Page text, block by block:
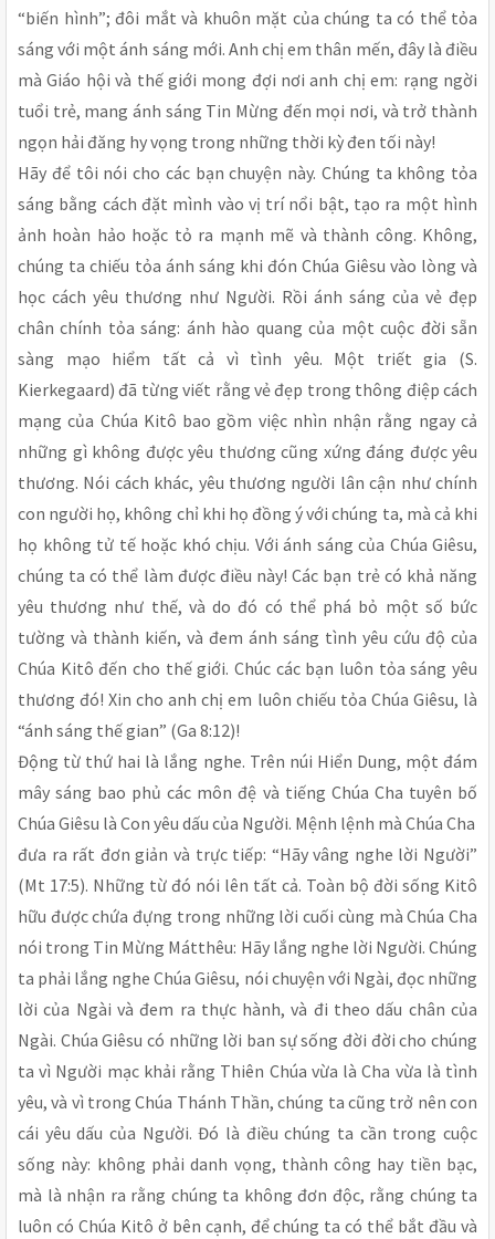
“biến hình”; đôi mắt và khuôn mặt của chúng ta có thể tỏa
sáng với một ánh sáng mới. Anh chị em thân mến, đây là điều
mà Giáo hội và thế giới mong đợi nơi anh chị em: rạng ngời
tuổi trẻ, mang ánh sáng Tin Mừng đến mọi nơi, và trở thành
ngọn hải đăng hy vọng trong những thời kỳ đen tối này!
Hãy để tôi nói cho các bạn chuyện này. Chúng ta không tỏa
sáng bằng cách đặt mình vào vị trí nổi bật, tạo ra một hình
ảnh hoàn hảo hoặc tỏ ra mạnh mẽ và thành công. Không,
chúng ta chiếu tỏa ánh sáng khi đón Chúa Giêsu vào lòng và
học cách yêu thương như Người. Rồi ánh sáng của vẻ đẹp
chân chính tỏa sáng: ánh hào quang của một cuộc đời sẵn
sàng mạo hiểm tất cả vì tình yêu. Một triết gia (S.
Kierkegaard) đã từng viết rằng vẻ đẹp trong thông điệp cách
mạng của Chúa Kitô bao gồm việc nhìn nhận rằng ngay cả
những gì không được yêu thương cũng xứng đáng được yêu
thương. Nói cách khác, yêu thương người lân cận như chính
con người họ, không chỉ khi họ đồng ý với chúng ta, mà cả khi
họ không tử tế hoặc khó chịu. Với ánh sáng của Chúa Giêsu,
chúng ta có thể làm được điều này! Các bạn trẻ có khả năng
yêu thương như thế, và do đó có thể phá bỏ một số bức
tường và thành kiến, và đem ánh sáng tình yêu cứu độ của
Chúa Kitô đến cho thế giới. Chúc các bạn luôn tỏa sáng yêu
thương đó! Xin cho anh chị em luôn chiếu tỏa Chúa Giêsu, là
“ánh sáng thế gian” (Ga 8:12)!
Động từ thứ hai là lắng nghe. Trên núi Hiển Dung, một đám
mây sáng bao phủ các môn đệ và tiếng Chúa Cha tuyên bố
Chúa Giêsu là Con yêu dấu của Người. Mệnh lệnh mà Chúa Cha
đưa ra rất đơn giản và trực tiếp: “Hãy vâng nghe lời Người”
(Mt 17:5). Những từ đó nói lên tất cả. Toàn bộ đời sống Kitô
hữu được chứa đựng trong những lời cuối cùng mà Chúa Cha
nói trong Tin Mừng Mátthêu: Hãy lắng nghe lời Người. Chúng
ta phải lắng nghe Chúa Giêsu, nói chuyện với Ngài, đọc những
lời của Ngài và đem ra thực hành, và đi theo dấu chân của
Ngài. Chúa Giêsu có những lời ban sự sống đời đời cho chúng
ta vì Người mạc khải rằng Thiên Chúa vừa là Cha vừa là tình
yêu, và vì trong Chúa Thánh Thần, chúng ta cũng trở nên con
cái yêu dấu của Người. Đó là điều chúng ta cần trong cuộc
sống này: không phải danh vọng, thành công hay tiền bạc,
mà là nhận ra rằng chúng ta không đơn độc, rằng chúng ta
luôn có Chúa Kitô ở bên cạnh, để chúng ta có thể bắt đầu và